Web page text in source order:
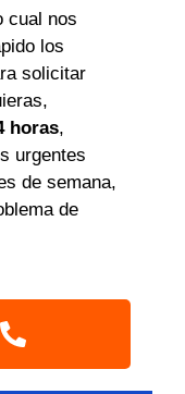
cual nos
los
solicitar
horas,
urgentes
de semana,
de